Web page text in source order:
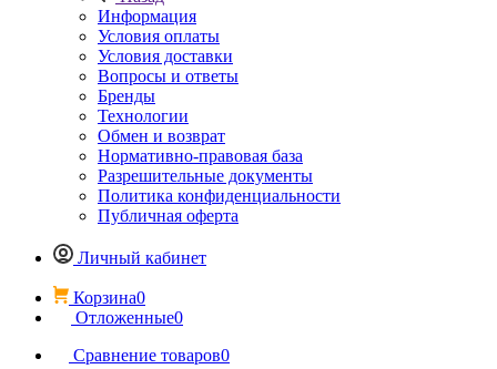
Информация
Условия оплаты
Условия доставки
Вопросы и ответы
Бренды
Технологии
Обмен и возврат
Нормативно-правовая база
Разрешительные документы
Политика конфиденциальности
Публичная оферта
Личный кабинет
Корзина0
Отложенные0
Сравнение товаров0